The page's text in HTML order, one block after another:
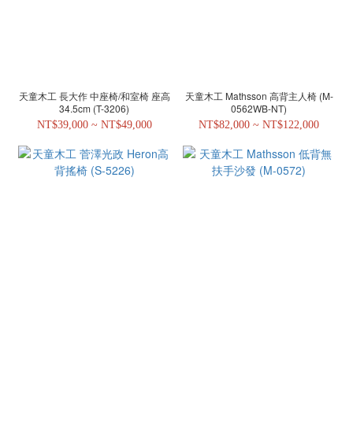
天童木工 長大作 中座椅/和室椅 座高
34.5cm (T-3206)
NT$39,000 ~ NT$49,000
天童木工 Mathsson 高背主人椅 (M-
0562WB-NT)
NT$82,000 ~ NT$122,000